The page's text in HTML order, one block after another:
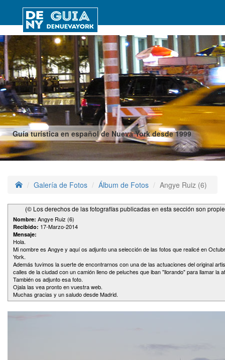
Guía turística en español de Nueva York desde 1999
Galería de Fotos Álbum de Fotos Angye Ruiz (6)
(© Los derechos de las fotografías publicadas en esta sección son
Nombre: Angye Ruiz (6)
Recibido: 17-Marzo-2014
Mensaje:
Hola.
Mi nombre es Angye y aquí os adjunto una selección de las fotos que realicé en
York.
Además tuvimos la suerte de encontrarnos con una de las actuaciones del original
calles de la ciudad con un camión lleno de peluches que iban "llorando" para llamar la
También os adjunto esa foto.
Ojala las vea pronto en vuestra web.
Muchas gracias y un saludo desde Madrid.